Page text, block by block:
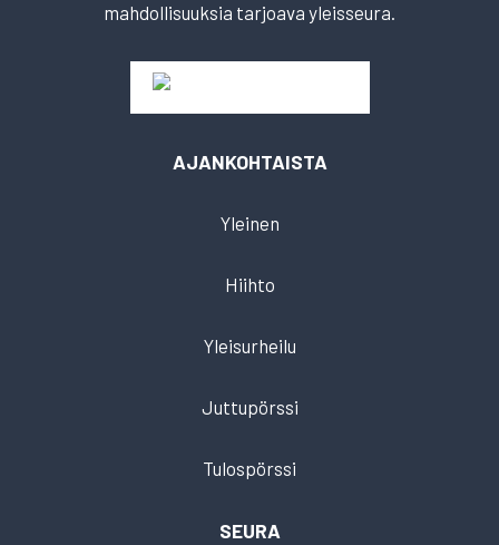
mahdollisuuksia tarjoava yleisseura.
AJANKOHTAISTA
Yleinen
Hiihto
Yleisurheilu
Juttupörssi
Tulospörssi
SEURA